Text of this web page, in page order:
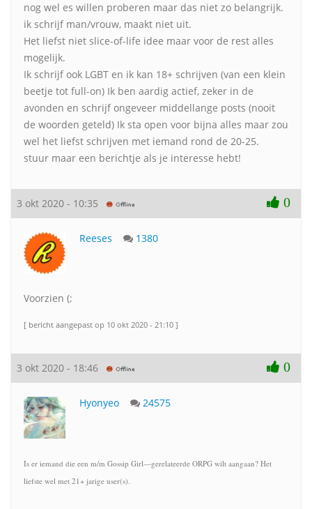
nog wel es willen proberen maar das niet zo belangrijk.
ik schrijf man/vrouw, maakt niet uit.
Het liefst niet slice-of-life idee maar voor de rest alles
mogelijk.
Ik schrijf ook LGBT en ik kan 18+ schrijven (van een klein
beetje tot full-on) Ik ben aardig actief, zeker in de
avonden en schrijf ongeveer middellange posts (nooit
de woorden geteld) Ik sta open voor bijna alles maar zou
wel het liefst schrijven met iemand rond de 20-25.
stuur maar een berichtje als je interesse hebt!
3 okt 2020 - 10:35 0
Reeses 1380
Voorzien (;
[ bericht aangepast op 10 okt 2020 - 21:10 ]
3 okt 2020 - 18:46 0
Hyonyeo 24575
Is er iemand die een m/m Gossip Girl—gerelateerde ORPG wilt aangaan? Het
liefste wel met 21+ jarige user(s).